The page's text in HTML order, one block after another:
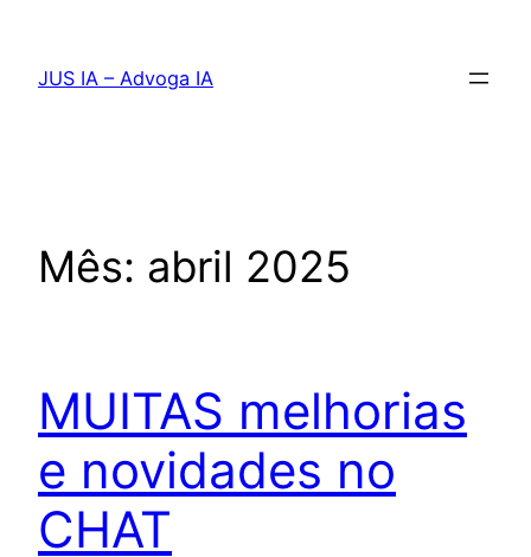
JUS IA – Advoga IA
Mês: abril 2025
MUITAS melhorias
e novidades no
CHAT